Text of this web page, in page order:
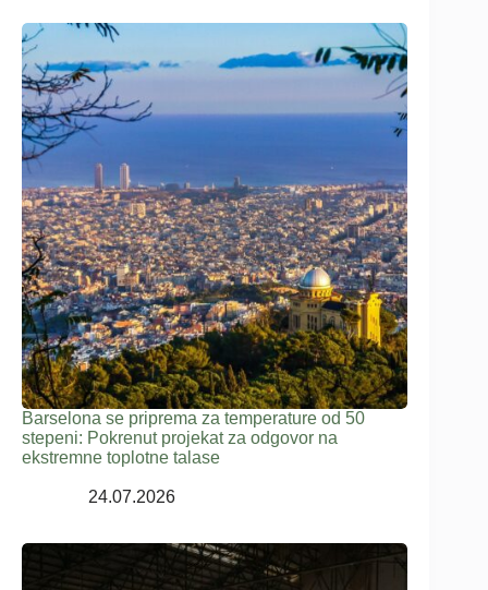
Barselona se priprema za temperature od 50
stepeni: Pokrenut projekat za odgovor na
ekstremne toplotne talase
24.07.2026